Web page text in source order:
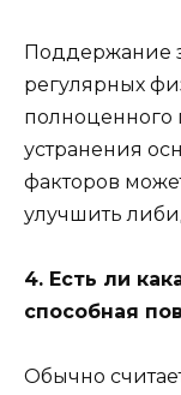
Поддержание
регулярных
полноценного
устранения
факторов
улучшить
4. Есть ли
способная
Обычно